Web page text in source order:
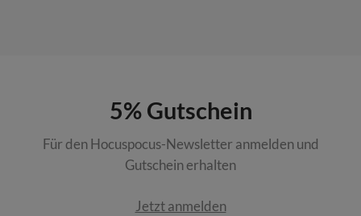
5% Gutschein
Für den Hocuspocus-Newsletter anmelden und
Gutschein erhalten
Jetzt anmelden